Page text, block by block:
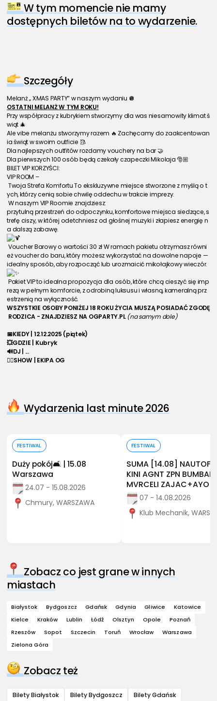
W tym momencie nie mamy
dostępnych biletów na to wydarzenie.
Szczegóły
Melanż „ XMAS PARTY” w naszym wydaniu 🪩
OSTATNI MELANŻ W TYM ROKU!
Przy współpracy z kubrykiem stworzymy dla was niesamowity klimat ś
wiąt 🎄
Ale vibe melanżu stworzymy razem 🔥 Zachęcamy do zaakcentowan
ia świąt w swoim outficie 🥻
Dla najlepszych outfitów rozdamy vouchery na bar 🤝
Dla pierwszych 100 osób będą czekały czapeczki Mikolaja 🎅🏼
BILET VIP KORZYŚCI:
VIP ROOM –
Twoja Strefa Komfortu To ekskluzywne miejsce stworzone z myślą o t
ych, którzy cenią sobie chwilę oddechu w trakcie imprezy.
W naszym VIP Roomie znajdziesz:
przytulną przestrzeń do odpoczynku, komfortowe miejsca siedzące, s
trefę ciszy, w której odetchniesz od głośnej muzyki i złapiesz energię n
a dalszą zabawę.
Voucher Barowy o wartości 30 zł W ramach pakietu otrzymasz równi
eż voucher do baru, który możesz wykorzystać na dowolne napoje —
idealny sposób, aby rozpocząć lub urozmaicić mikołajkowy wieczór.
Pakiet VIP to idealna propozycja dla osób, które chcą cieszyć się imp
rezą w pełnym komforcie, z odrobiną luksusu i własną, kameralną prz
estrzenią na wyłączność.
WSZYSTKIE OSOBY PONIŻEJ 18 ROKU ŻYCIA MUSZĄ POSIADAĆ ZGODĘ
RODZICA - ZNAJDZIESZ NA OGPARTY.PL (na samym dole)
📅KIEDY | 12.12.2025 (piątek)
💥GDZIE | Kubryk
🔊DJ | ...
🏄‍♂️SHOW | EKIPA OG
Wydarzenia last minute 2026
FESTIWAL
Duży pokój🛋️ | 15.08
Warszawa
24.07 - 15.08.2026
Chmury, WARSZAWA
FESTIWAL
SUMA [14.08]
KINI AGNT ZPN
MVRCELI ZAJAC+AYO
07 - 14.08.2026
Klub Mechanik,
Zobacz co jest grane w innych
miastach
Białystok Bydgoszcz Gdańsk Gdynia Gliwice
Katowice
Kielce
Kraków Lublin Łódź Olsztyn Opole
Poznań
Rzeszów
Sopot Szczecin Toruń Wrocław
Warszawa
Zielona Góra
Zobacz też
Bilety Białystok Bilety Bydgoszcz
Bilety Gdańsk